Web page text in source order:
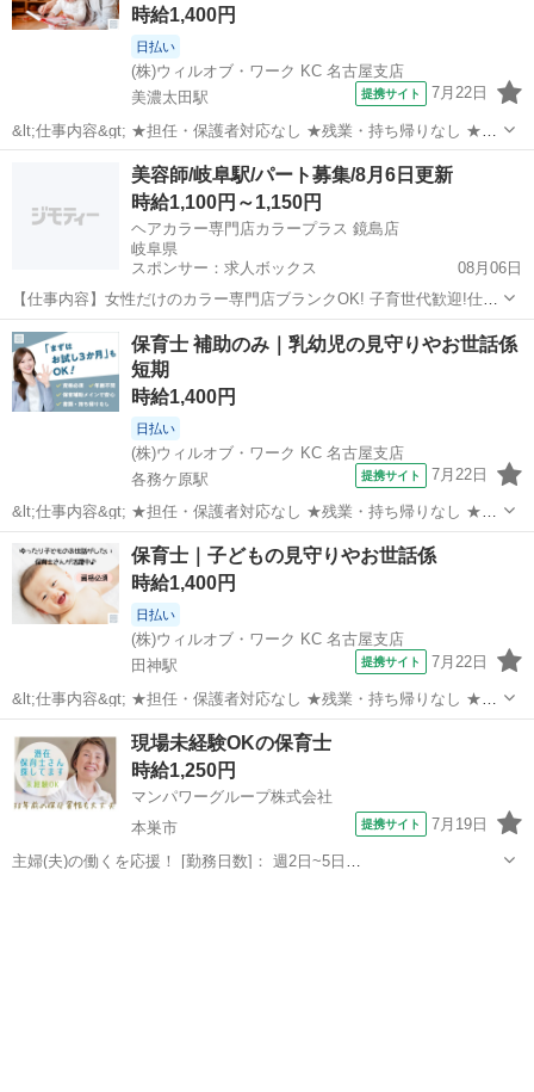
時給1,400円
日払い
(株)ウィルオブ・ワーク KC 名古屋支店
美濃太田駅
提携サイト 7月22日
&lt;仕事内容&gt; ★担任・保護者対応なし ★残業・持ち帰りなし ★指
導案などの書類なし 担当クラス： 乳児またはクラスフリー お仕事内
容： ・遊びの見守り、サポート ・お散歩の付き添い ・お昼寝チェッ
美濃加茂市 美濃太田駅 保育士
美容師/岐阜駅/パート募集/8月6日更新
時給1,100円～1,150円
ヘアカラー専門店カラープラス 鏡島店
岐阜県
スポンサー：求人ボックス
08月06日
【仕事内容】女性だけのカラー専門店ブランクOK! 子育世代歓迎!仕事
と家庭の両立を全力応援 <募集職種> 美容師 <仕事内容> <ヘアカラ
ー・シャンプー・接客> 1カウンセリング お客様のお好みとイメージ
にあわせてカウンセリング。...
アルバイト・パート
保育士 補助のみ｜乳幼児の見守りやお世話係
短期
時給1,400円
日払い
(株)ウィルオブ・ワーク KC 名古屋支店
各務ケ原駅
提携サイト 7月22日
&lt;仕事内容&gt; ★担任・保護者対応なし ★残業・持ち帰りなし ★指
導案などの書類なし 担当クラス： 乳児またはクラスフリー お仕事内
容： ・遊びの見守り、サポート ・お散歩の付き添い ・お昼寝チェッ
ク ・ごはん...
岐阜 各務原市 各務ケ原駅 保育士
保育士｜子どもの見守りやお世話係
時給1,400円
日払い
(株)ウィルオブ・ワーク KC 名古屋支店
田神駅
提携サイト 7月22日
&lt;仕事内容&gt; ★担任・保護者対応なし ★残業・持ち帰りなし ★指
導案などの書類なし 担当クラス： 乳児またはクラスフリー お仕事内
容： ・遊びの見守り、サポート ・お散歩の付き添い ・お昼寝チェッ
ク ・ごはん...
岐阜市 田神駅
現場未経験OKの保育士
時給1,250円
マンパワーグループ株式会社
本巣市
提携サイト 7月19日
主婦(夫)の働くを応援！ [勤務日数]： 週2日~5日